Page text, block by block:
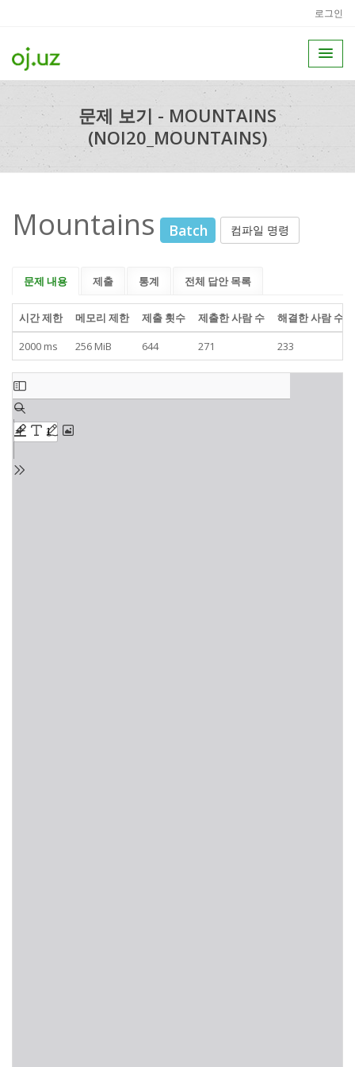
로그인
문제 보기 - MOUNTAINS
(NOI20_MOUNTAINS)
Mountains Batch 컴파일 명령
문제 내용 제출 통계 전체 답안 목록
시간 제한 메모리 제한 제출 횟수 제출한 사람 수
해결한 사람 수
2000 ms
256 MiB 644 271 233